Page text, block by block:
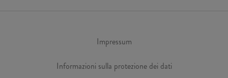
Impressum
Informazioni sulla protezione dei dati